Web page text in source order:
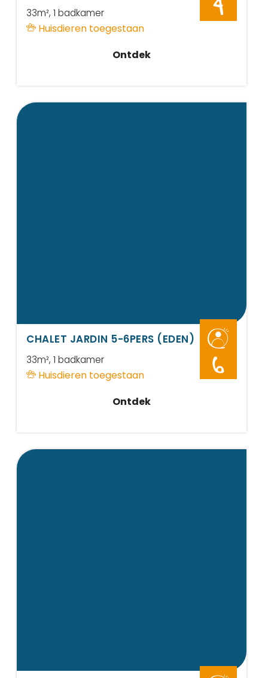
33m², 1 badkamer
Huisdieren toegestaan
4
Ontdek
CHALET JARDIN 5-6PERS (EDEN)
33m², 1 badkamer
Huisdieren toegestaan 6
Ontdek